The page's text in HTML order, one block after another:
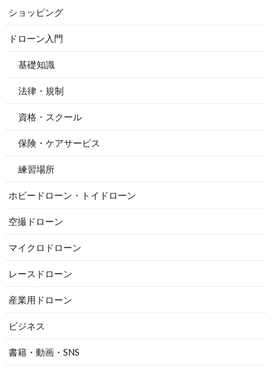
ショッピング
ドローン入門
基礎知識
法律・規制
資格・スクール
保険・ケアサービス
練習場所
ホビードローン・トイドローン
空撮ドローン
マイクロドローン
レースドローン
産業用ドローン
ビジネス
書籍・動画・SNS